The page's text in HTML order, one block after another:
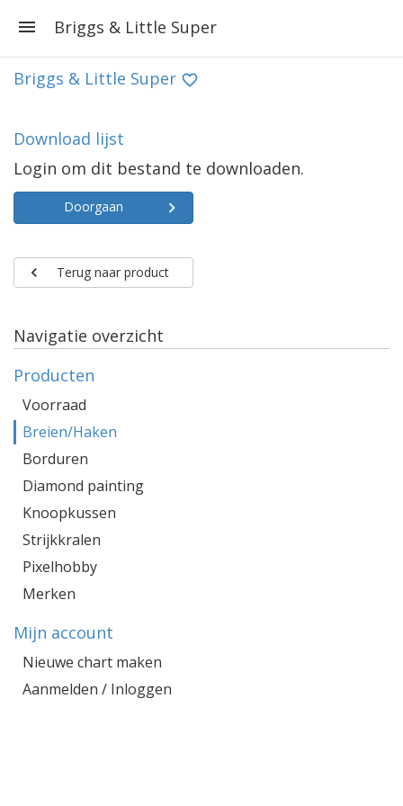
Briggs & Little Super
Briggs & Little Super
Download lijst
Login om dit bestand te downloaden.
Doorgaan
Terug naar product
Navigatie overzicht
Producten
Voorraad
Breien/Haken
Borduren
Diamond painting
Knoopkussen
Strijkkralen
Pixelhobby
Merken
Mijn account
Nieuwe chart maken
Aanmelden / Inloggen